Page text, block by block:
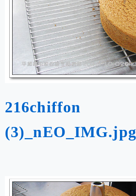
216chiffon
(3)_nEO_IMG.jpg